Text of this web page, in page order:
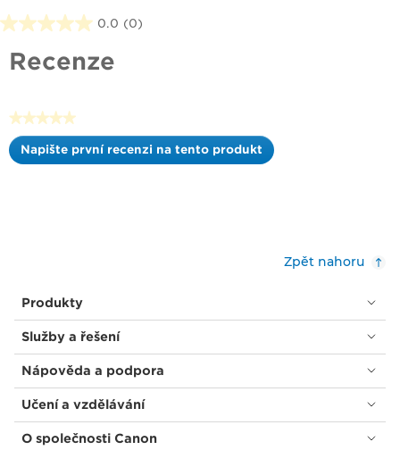
0.0 (0)
0.0
Recenze
★★★★★
Žádná
hodnota
Napište první recenzi na tento produkt
.
Zpět nahoru
Produkty
Služby a řešení
Nápověda a podpora
Učení a vzdělávání
O společnosti Canon